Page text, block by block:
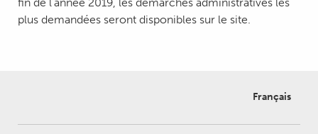
plus demandées seront disponibles sur le site.
Français